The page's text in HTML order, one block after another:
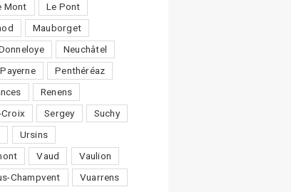
Mont
Le Pont
Mauborget
Neuchâtel
Payerne
Penthéréaz
Renens
Sergey
Suchy
Ursins
Vaud
Vaulion
Champvent
Vuarrens